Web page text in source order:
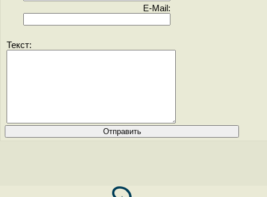
E-Mail:
Текст: